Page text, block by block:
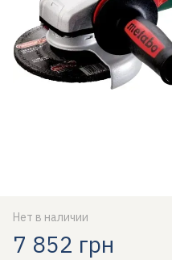
Нет в наличии
7 852 грн